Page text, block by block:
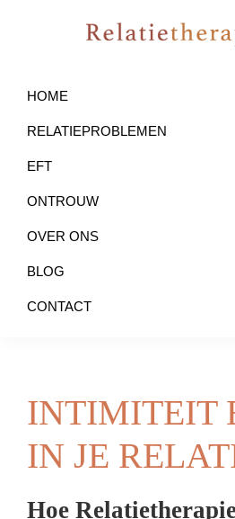
van
HOME
RELATIEPROBLEMEN
EFT
ONTROUW
OVER ONS
BLOG
CONTACT
INTIMITEIT
IN JE
Hoe